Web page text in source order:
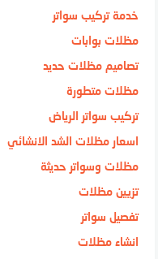
خدمة تركيب سواتر
مظلات بوابات
تصاميم مظلات حديد
مظلات متطورة
تركيب سواتر الرياض
اسعار مظلات الشد الانشائي
مظلات وسواتر حديثة
تزيين مظلات
تفصيل سواتر
انشاء مظلات